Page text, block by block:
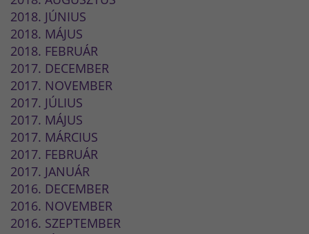
2018. JÚNIUS
2018. MÁJUS
2018. FEBRUÁR
2017. DECEMBER
2017. NOVEMBER
2017. JÚLIUS
2017. MÁJUS
2017. MÁRCIUS
2017. FEBRUÁR
2017. JANUÁR
2016. DECEMBER
2016. NOVEMBER
2016. SZEPTEMBER